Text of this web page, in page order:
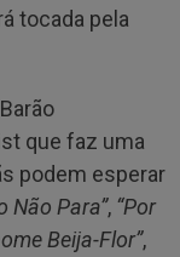
tocada pela
que faz uma
podem esperar
Não Para”, “Por
Beija-Flor”,